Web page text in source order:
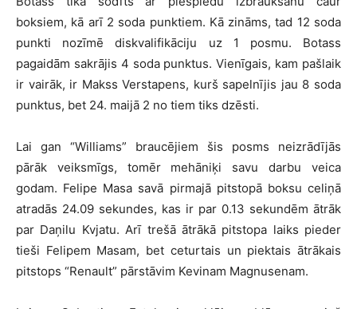
boksiem, kā arī 2 soda punktiem. Kā zināms, tad 12 soda
punkti nozīmē diskvalifikāciju uz 1 posmu. Botass
pagaidām sakrājis 4 soda punktus. Vienīgais, kam pašlaik
ir vairāk, ir Makss Verstapens, kurš sapelnījis jau 8 soda
punktus, bet 24. maijā 2 no tiem tiks dzēsti.
Lai gan “Williams” braucējiem šis posms neizrādījās
pārāk veiksmīgs, tomēr mehāniķi savu darbu veica
godam. Felipe Masa savā pirmajā pitstopā boksu celiņā
atradās 24.09 sekundes, kas ir par 0.13 sekundēm ātrāk
par Daņilu Kvjatu. Arī trešā ātrākā pitstopa laiks pieder
tieši Felipem Masam, bet ceturtais un piektais ātrākais
pitstops “Renault” pārstāvim Kevinam Magnusenam.